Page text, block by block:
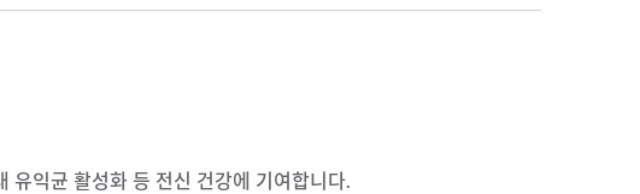
유익균 활성화 등 전신 건강에 기여합니다.